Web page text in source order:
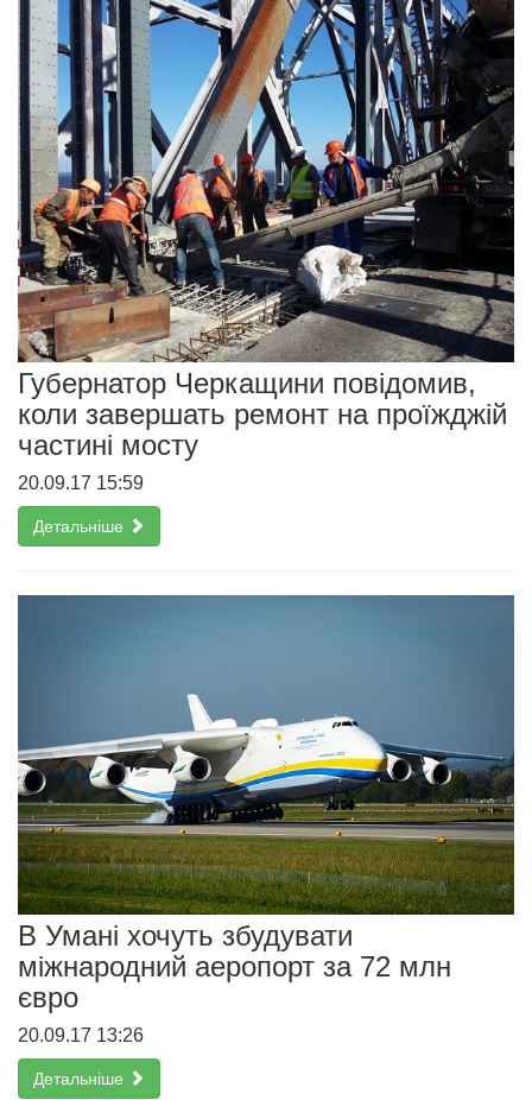
Губернатор Черкащини повідомив,
коли завершать ремонт на проїжджій
частині мосту
20.09.17 15:59
Детальніше
В Умані хочуть збудувати
міжнародний аеропорт за 72 млн
євро
20.09.17 13:26
Детальніше